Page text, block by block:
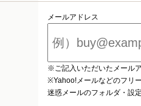
メールアドレス
※ご記入いただいたメール
※Yahoo!メールなどのフリ
迷惑メールのフォルダ・設